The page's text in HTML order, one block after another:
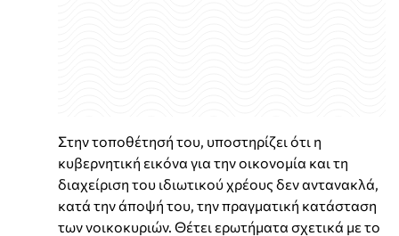
Στην τοποθέτησή του, υποστηρίζει ότι η
κυβερνητική εικόνα για την οικονομία και τη
διαχείριση του ιδιωτικού χρέους δεν αντανακλά,
κατά την άποψή του, την πραγματική κατάσταση
των νοικοκυριών. Θέτει ερωτήματα σχετικά με το